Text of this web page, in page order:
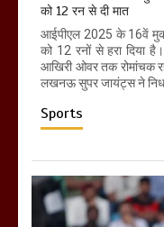
को 12 रन से दी मात
आईपीएल 2025 के 16वें
को 12 रनों से हरा दिया
आखिरी ओवर तक रोमांचक
लखनऊ सुपर जायंट्स ने
Sports